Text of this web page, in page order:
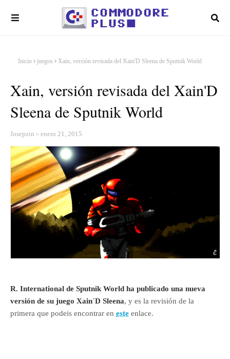
Inicio juegos Xain, versión revisada del Xain'D Sleena de Sputnik World
Xain, versión revisada del Xain'D
Sleena de Sputnik World
Josepzin enero 21, 2015
R. International de Sputnik World ha publicado una nueva
versión de su juego Xain´D Sleena, y es la revisión de la
primera que podeis encontrar en este enlace.